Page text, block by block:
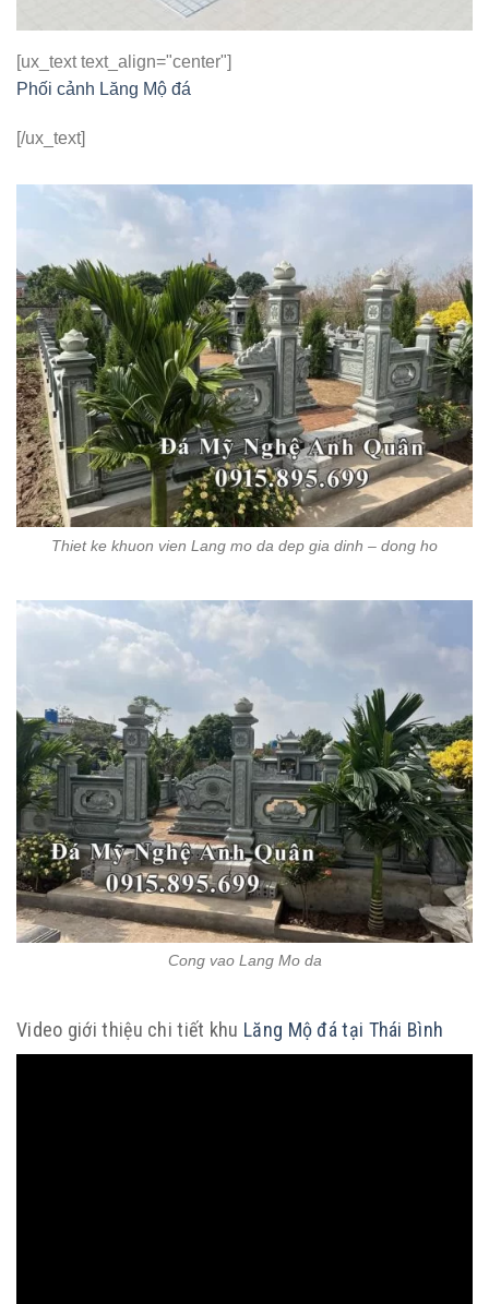
[ux_text text_align="center"]
Phối cảnh Lăng Mộ đá
[/ux_text]
Thiet ke khuon vien Lang mo da dep gia dinh – dong ho
Cong vao Lang Mo da
Video giới thiệu chi tiết khu Lăng Mộ đá tại Thái Bình